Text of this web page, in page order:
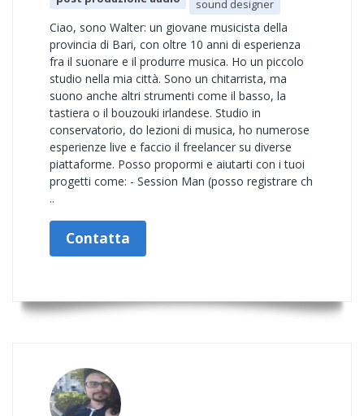
sound designer
Ciao, sono Walter: un giovane musicista della
provincia di Bari, con oltre 10 anni di esperienza
fra il suonare e il produrre musica. Ho un piccolo
studio nella mia città. Sono un chitarrista, ma
suono anche altri strumenti come il basso, la
tastiera o il bouzouki irlandese. Studio in
conservatorio, do lezioni di musica, ho numerose
esperienze live e faccio il freelancer su diverse
piattaforme. Posso propormi e aiutarti con i tuoi
progetti come: - Session Man (posso registrare ch
..
Contatta